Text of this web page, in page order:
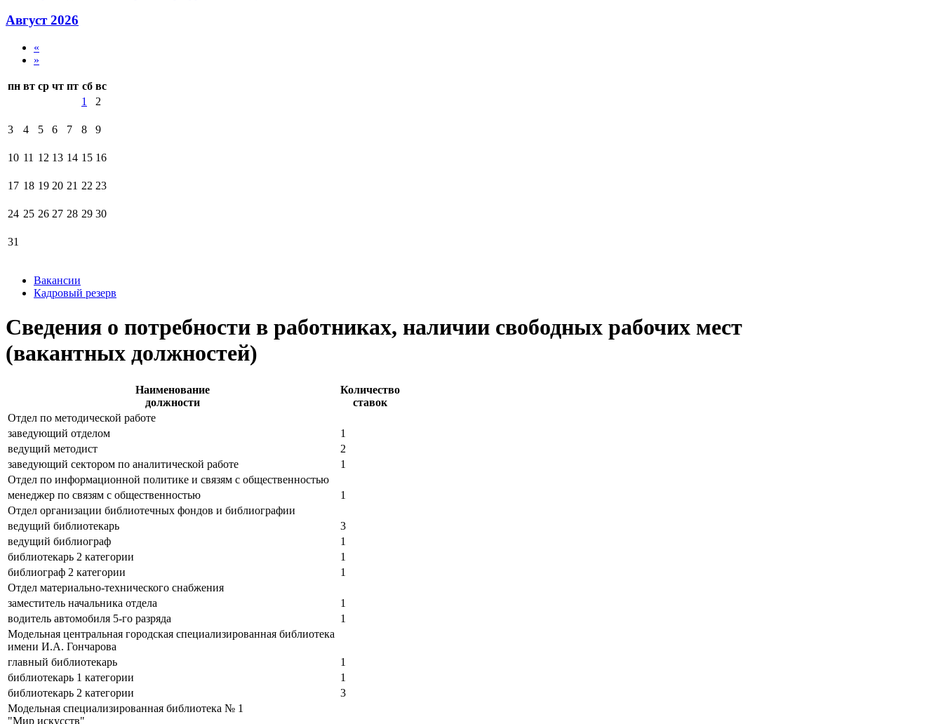
Август 2026
«
»
пн вт ср чт пт сб вс
1
2
3 4 5 6 7 8 9
10 11 12 13 14 15 16
17 18 19 20 21 22 23
24 25 26 27 28 29 30
31
Вакансии
Кадровый резерв
Сведения о потребности в работниках, наличии свободных рабочих мест
(вакантных должностей)
Наименование
должности
Количество
ставок
Отдел по методической работе
заведующий отделом
1
ведущий методист
2
заведующий сектором по аналитической работе
1
Отдел по информационной политике и связям с общественностью
менеджер по связям с общественностью
1
Отдел организации библиотечных фондов и библиографии
ведущий библиотекарь
3
ведущий библиограф
1
библиотекарь 2 категории
1
библиограф 2 категории
1
Отдел материально-технического снабжения
заместитель начальника отдела
1
водитель автомобиля 5-го разряда
1
Модельная центральная городская специализированная библиотека
имени И.А. Гончарова
главный библиотекарь
1
библиотекарь 1 категории
1
библиотекарь 2 категории
3
Модельная специализированная библиотека № 1
"Мир искусств"